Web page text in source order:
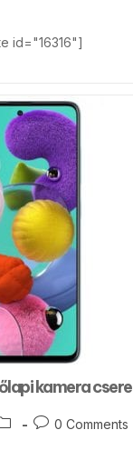
id="16316"]
kamera csere
0 Comments